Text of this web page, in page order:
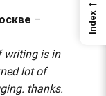
–
writing is in
lot of
thanks.
Index